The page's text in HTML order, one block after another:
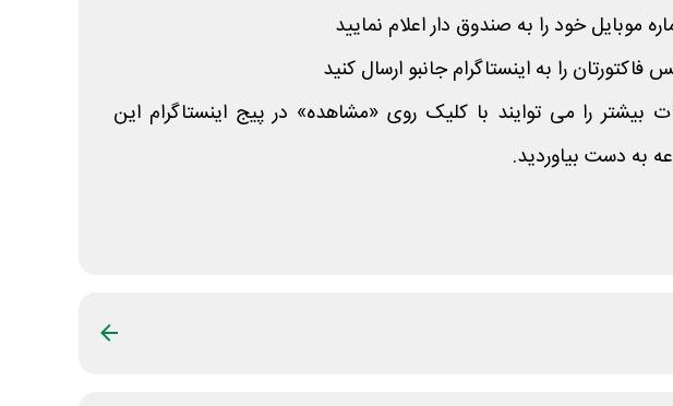
بیشتر را می توایند با کلیک روی «مشاهده» در پیج اینستاگرام این
به دست بیاوردید.